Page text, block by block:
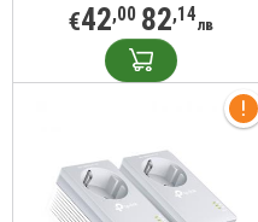
€42,00 82,14лв